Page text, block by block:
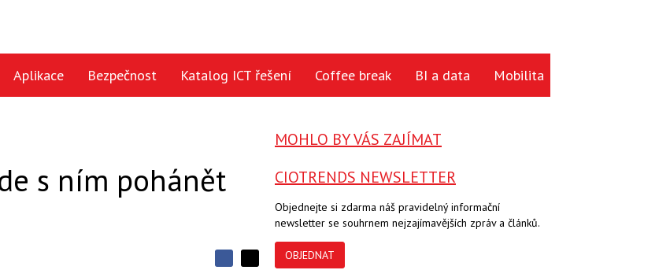
Aplikace Bezpečnost Katalog ICT řešení Coffee break BI a data Mobilita
s ním pohánět
MOHLO BY VÁS ZAJÍMAT
CIOTRENDS NEWSLETTER
Objednejte si zdarma náš pravidelný informační
newsletter se souhrnem nejzajímavějších zpráv a článků.
OBJEDNAT